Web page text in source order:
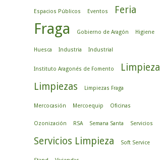
Espacios Públicos Eventos Feria
Fraga Gobierno de Aragón Higiene
Huesca Industria Industrial
Instituto Aragonés de Fomento
Limpieza
Limpiezas
Limpiezas Fraga
Mercocasión Mercoequip Oficinas
Ozonización RSA Semana Santa Servicios
Servicios Limpieza Soft Service